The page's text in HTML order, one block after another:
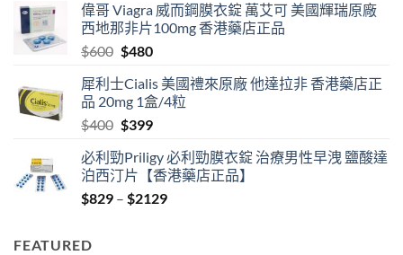
$529
through
偉哥 Viagra 威而鋼膜衣錠 萬艾可 美國輝瑞原廠
西地那非片100mg 香港藥店正品
$600 Original
was:
$600.
$480Current
is:
$480.
犀利士Cialis 美國禮來原廠 他達拉非 香港藥店正
品 20mg 1盒/4粒
$400 Original
was:
$400.
$399Current
is:
$399.
必利勁Priligy 必利勁膜衣錠 治療男性早洩 鹽酸達
泊西汀片【香港藥店正品】
$829 – $2129Price
FEATURED